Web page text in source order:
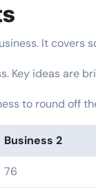
It covers
Key ideas are
to round off
Business 2
76